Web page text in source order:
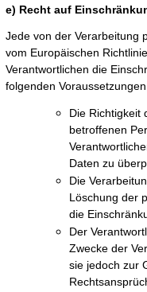
e) Recht auf
Jede von der Verarbeitung
vom Europäischen
Verantwortlichen die
folgenden
Die Richtigkeit
betroffenen
Daten zu
Die
Löschung der
die
Der
Zwecke der
sie jedoch zur